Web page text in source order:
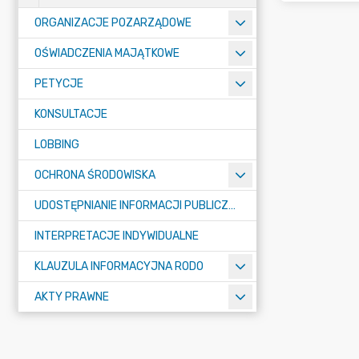
ORGANIZACJE POZARZĄDOWE
OŚWIADCZENIA MAJĄTKOWE
PETYCJE
KONSULTACJE
LOBBING
OCHRONA ŚRODOWISKA
UDOSTĘPNIANIE INFORMACJI PUBLICZNEJ
INTERPRETACJE INDYWIDUALNE
KLAUZULA INFORMACYJNA RODO
AKTY PRAWNE